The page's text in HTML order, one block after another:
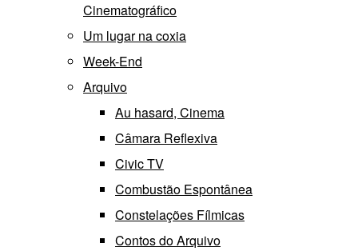
Cinematográfico
Um lugar na coxia
Week-End
Arquivo
Au hasard, Cinema
Câmara Reflexiva
Civic TV
Combustão Espontânea
Constelações Fílmicas
Contos do Arquivo